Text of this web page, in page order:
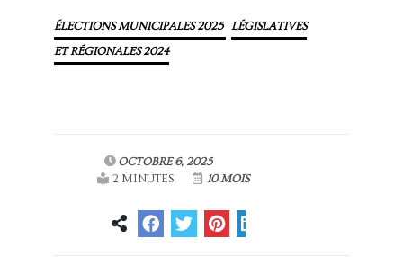
ÉLECTIONS MUNICIPALES 2025 LÉGISLATIVES
ET RÉGIONALES 2024
OCTOBRE 6, 2025
2 MINUTES
10 MOIS